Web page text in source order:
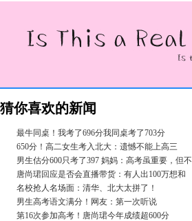
猜你喜欢的新闻
最牛同桌！我考了696分我同桌考了703分
650分！高二女生考入北大：遗憾不能上高三
男生估分600只考了397 妈妈：高考虽重要，但不
唐尚珺回应是否会直播带货：有人出100万想和
名校抢人名场面：清华、北大太拼了！
男生高考语文满分！网友：第一次听说
第16次参加高考！唐尚珺今年成绩超600分